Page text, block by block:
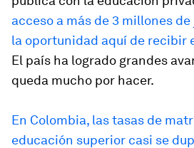
acceso a más de 3 millones
la oportunidad aquí de recibir
El país ha logrado grandes
queda mucho por hacer.
En Colombia, las tasas de
educación superior casi se